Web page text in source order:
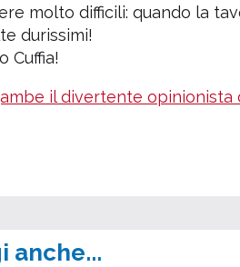
molto difficili: quando la
durissimi!
Cuffia!
il divertente opinionista
anche...